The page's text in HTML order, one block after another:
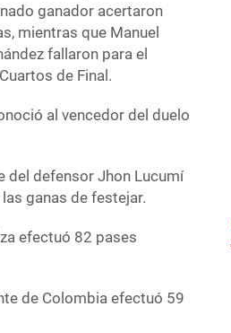
ganador acertaron
mientras que Manuel
fallaron para el
de Final.
al vencedor del duelo
del defensor Jhon Lucumí
ganas de festejar.
efectuó 82 pases
de Colombia efectuó 59